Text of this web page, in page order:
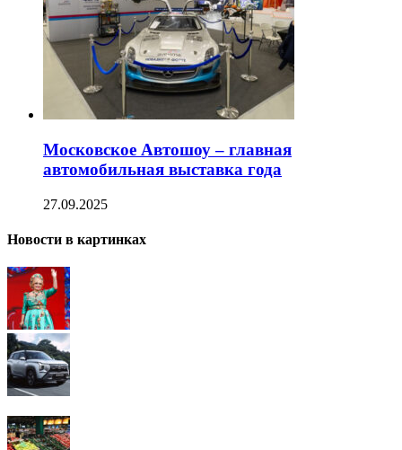
Московское Автошоу – главная
автомобильная выставка года
27.09.2025
Новости в картинках